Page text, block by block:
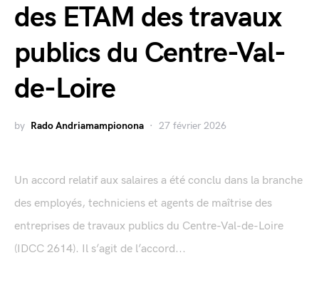
des ETAM des travaux
publics du Centre-Val-
de-Loire
by Rado Andriamampionona 27 février 2026
Un accord relatif aux salaires a été conclu dans la branche
des employés, techniciens et agents de maîtrise des
entreprises de travaux publics du Centre-Val-de-Loire
(IDCC 2614). Il s’agit de l’accord...